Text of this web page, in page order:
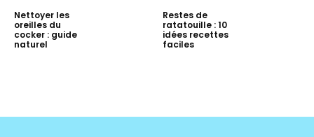
Nettoyer les
oreilles du
cocker : guide
naturel
Restes de
ratatouille : 10
idées recettes
faciles